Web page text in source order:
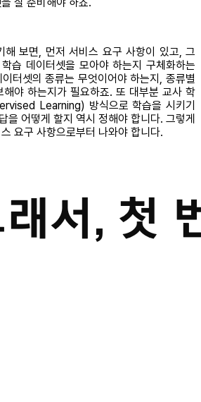
해 보면, 먼저 서비스 요구 사항이 있고, 그
습 데이터셋을 모아야 하는지 구체화하는
터셋의 종류는 무엇이어야 하는지, 종류별
야 하는지가 필요하죠. 또 대부분 교사 학
Learning) 방식으로 학습을 시키기
을 어떻게 할지 역시 정해야 합니다. 그렇게
요구 사항으로부터 나와야 합니다.